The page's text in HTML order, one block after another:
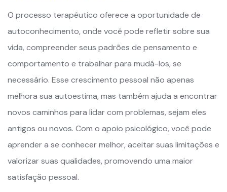
O processo terapêutico oferece a oportunidade de
autoconhecimento, onde você pode refletir sobre sua
vida, compreender seus padrões de pensamento e
comportamento e trabalhar para mudá-los, se
necessário. Esse crescimento pessoal não apenas
melhora sua autoestima, mas também ajuda a encontrar
novos caminhos para lidar com problemas, sejam eles
antigos ou novos. Com o apoio psicológico, você pode
aprender a se conhecer melhor, aceitar suas limitações e
valorizar suas qualidades, promovendo uma maior
satisfação pessoal.